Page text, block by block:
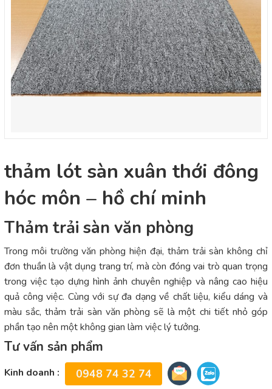
thảm lót sàn xuân thới đông
hóc môn – hồ chí minh
Thảm trải sàn văn phòng
Trong môi trường văn phòng hiện đại, thảm trải sàn không chỉ
đơn thuần là vật dụng trang trí, mà còn đóng vai trò quan trọng
trong việc tạo dựng hình ảnh chuyên nghiệp và nâng cao hiệu
quả công việc. Cùng với sự đa dạng về chất liệu, kiểu dáng và
màu sắc, thảm trải sàn văn phòng sẽ là một chi tiết nhỏ góp
phần tạo nên một không gian làm việc lý tưởng.
Tư vấn sản phẩm
Kinh doanh : 0948 74 32 74